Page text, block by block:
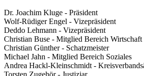
Dr. Joachim Kluge - Präsident
Wolf-Rüdiger Engel - Vizepräsident
Deddo Lehmann - Vizepräsident
Christian Buse - Mitglied Bereich Wirtschaft
Christian Günther - Schatzmeister
Michael Jahn - Mitglied Bereich Soziales
Andrea Hackl-Kleinschmidt -